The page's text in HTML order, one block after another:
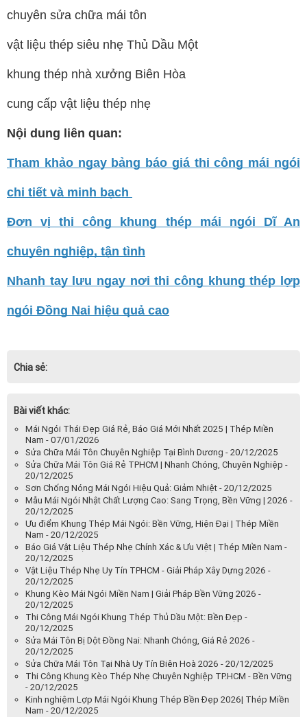
chuyên sửa chữa mái tôn
vật liệu thép siêu nhẹ Thủ Dầu Một
khung thép nhà xưởng Biên Hòa
cung cấp vật liệu thép nhẹ
Nội dung liên quan:
Tham khảo ngay bảng báo giá thi công mái ngói
chi tiết và minh bạch
Đơn vị thi công khung thép mái ngói Dĩ An
chuyên nghiệp, tận tình
Nhanh tay lưu ngay nơi thi công khung thép lợp
ngói Đồng Nai hiệu quả cao
Chia sẻ:
Bài viết khác:
Mái Ngói Thái Đẹp Giá Rẻ, Báo Giá Mới Nhất 2025 | Thép Miền
Nam - 07/01/2026
Sửa Chữa Mái Tôn Chuyên Nghiệp Tại Bình Dương - 20/12/2025
Sửa Chữa Mái Tôn Giá Rẻ TPHCM | Nhanh Chóng, Chuyên Nghiệp -
20/12/2025
Sơn Chống Nóng Mái Ngói Hiệu Quả: Giảm Nhiệt - 20/12/2025
Mẫu Mái Ngói Nhật Chất Lượng Cao: Sang Trọng, Bền Vững | 2026 -
20/12/2025
Ưu điểm Khung Thép Mái Ngói: Bền Vững, Hiện Đại | Thép Miền
Nam - 20/12/2025
Báo Giá Vật Liệu Thép Nhẹ Chính Xác & Ưu Việt | Thép Miền Nam -
20/12/2025
Vật Liệu Thép Nhẹ Uy Tín TPHCM - Giải Pháp Xây Dựng 2026 -
20/12/2025
Khung Kèo Mái Ngói Miền Nam | Giải Pháp Bền Vững 2026 -
20/12/2025
Thi Công Mái Ngói Khung Thép Thủ Dầu Một: Bền Đẹp -
20/12/2025
Sửa Mái Tôn Bị Dột Đồng Nai: Nhanh Chóng, Giá Rẻ 2026 -
20/12/2025
Sửa Chữa Mái Tôn Tại Nhà Uy Tín Biên Hoà 2026 - 20/12/2025
Thi Công Khung Kèo Thép Nhẹ Chuyên Nghiệp TP.HCM - Bền Vững
- 20/12/2025
Kinh nghiệm Lợp Mái Ngói Khung Thép Bền Đẹp 2026| Thép Miền
Nam - 20/12/2025